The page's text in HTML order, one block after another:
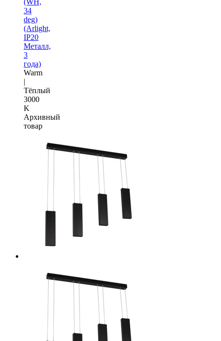
34
deg)
(Arlight,
IP20
Металл,
3
года)
Warm
|
Тёплый
3000
K
Архивный
товар